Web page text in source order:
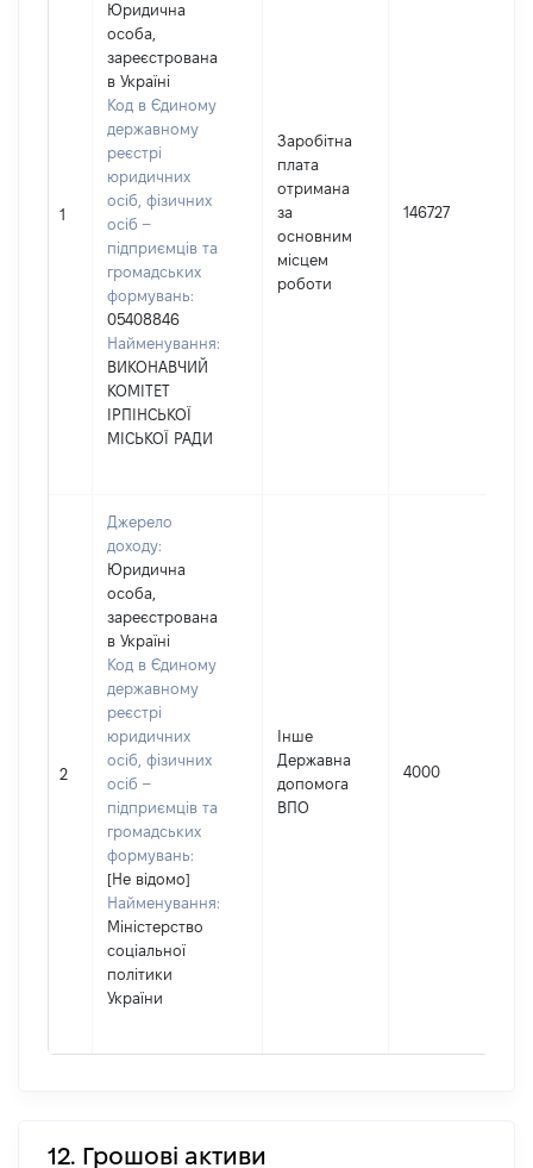
1
Юридична
особа,
зареєстрована
в Україні
Код в Єдиному
державному
реєстрі
юридичних
осіб, фізичних
осіб –
підприємців та
громадських
формувань:
05408846
Найменування:
ВИКОНАВЧИЙ
КОМІТЕТ
ІРПІНСЬКОЇ
МІСЬКОЇ РАДИ
Заробітна
плата
отримана
за
основним
місцем
роботи
146727
2
Джерело
доходу:
Юридична
особа,
зареєстрована
в Україні
Код в Єдиному
державному
реєстрі
юридичних
осіб, фізичних
осіб –
підприємців та
громадських
формувань:
[Не відомо]
Найменування:
Міністерство
соціальної
політики
України
Інше
Державна
допомога
ВПО
4000
12. Грошові активи